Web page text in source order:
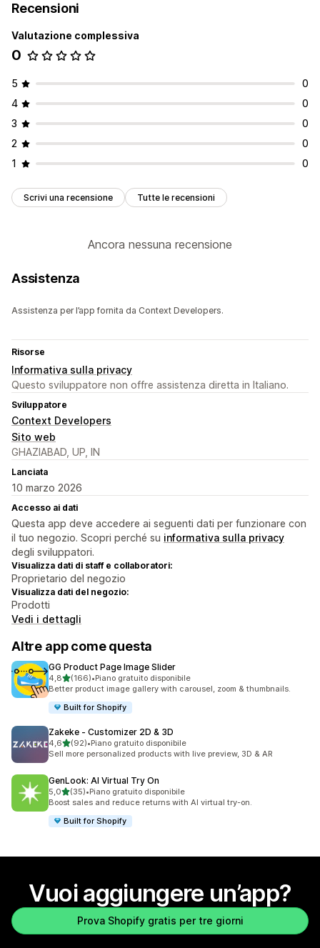
Recensioni
Valutazione complessiva
0
5
0
4
0
3
0
2
0
1
0
Scrivi una recensione Tutte le recensioni
Ancora nessuna recensione
Assistenza
Assistenza per l’app fornita da Context Developers.
Risorse
Informativa sulla privacy
Questo sviluppatore non offre assistenza diretta in Italiano.
Sviluppatore
Context Developers
Sito web
GHAZIABAD, UP, IN
Lanciata
10 marzo 2026
Accesso ai dati
Questa app deve accedere ai seguenti dati per funzionare con
il tuo negozio. Scopri perché su informativa sulla privacy
degli sviluppatori.
Visualizza dati di staff e collaboratori:
Proprietario del negozio
Visualizza dati del negozio:
Prodotti
Vedi i dettagli
Altre app come questa
GG Product Page Image Slider
4,8stelle su 5
(166)
166 recensioni totali
•Piano gratuito disponibile
Better product image gallery with carousel, zoom & thumbnails.
Built for Shopify
Zakeke ‑ Customizer 2D & 3D
4,6stelle su 5
(92)
92 recensioni totali
•Piano gratuito disponibile
Sell more personalized products with live preview, 3D & AR
GenLook: AI Virtual Try On
5,0stelle su 5
(35)
35 recensioni totali
•Piano gratuito disponibile
Boost sales and reduce returns with AI virtual try-on.
Built for Shopify
Vuoi aggiungere un’app?
Prova Shopify gratis per tre giorni